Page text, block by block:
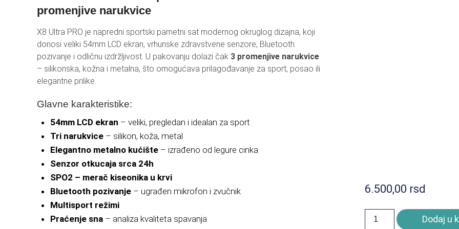
AKUMULATORI I PUNJAČI
BT ZVUČNICI I SLUŠALICE
HOLOGRAMI
promenjive narukvice
X8 Ultra PRO je napredni sportski pametni sat modernog okruglog dizajna, koji
donosi veliki 54mm LCD ekran, vrhunske zdravstvene senzore, Bluetooth
pozivanje i odličnu izdržljivost. U pakovanju dolazi čak 3 promenjive narukvice
– silikonska, kožna i metalna, što omogućava prilagođavanje za sport, posao ili
elegantne prilike.
Glavne karakteristike:
54mm LCD ekran – veliki, pregledan i idealan za sport
Tri narukvice– silikon, koža, metal
Elegantno metalno kućište– izrađeno od legure cinka
Senzor otkucaja srca 24h
SPO2 – merač kiseonika u krvi
Bluetooth pozivanje– ugrađen mikrofon i zvučnik
Multisport režimi
Praćenje sna– analiza kvaliteta spavanja
6.500,00 rsd
Dodaj u